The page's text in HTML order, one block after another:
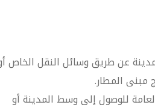
عن طريق وسائل النقل الخاص
مبنى المطار.
للوصول إلى وسط المدينة أو